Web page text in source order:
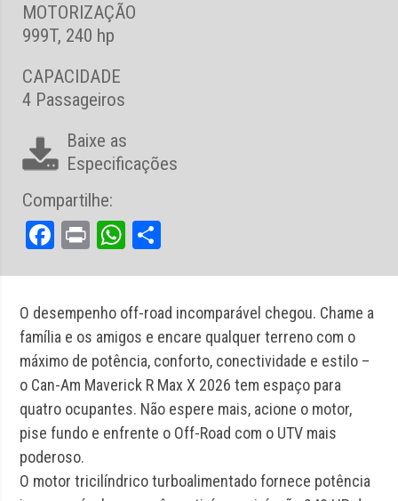
O desempenho off-road incomparável chegou. Chame a
família e os amigos e encare qualquer terreno com o
máximo de potência, conforto, conectividade e estilo –
o Can-Am Maverick R Max X 2026 tem espaço para
quatro ocupantes. Não espere mais, acione o motor,
pise fundo e enfrente o Off-Road com o UTV mais
poderoso.
O motor tricilíndrico turboalimentado fornece potência
MOTORIZAÇÃO
999T, 240 hp
CAPACIDADE
4 Passageiros
Baixe as
Especificações
Compartilhe:
Facebook
PrintWhatsApp